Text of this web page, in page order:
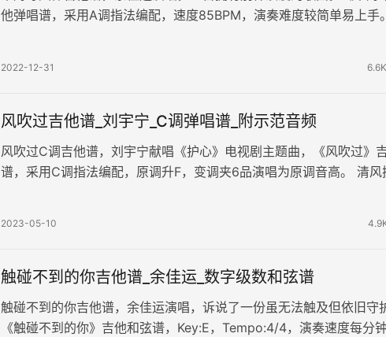
他弹唱谱，采用A调指法编配，速度85BPM，演奏难度较简单易上手
2022-12-31 6.6K
风吹过吉他谱_刘宇宁_C调弹唱谱_附示范音频
风吹过C调吉他谱，刘宇宁献唱《护心》电视剧主题曲，《风吹过》
谱，采用C调指法编配，原调升F，变调夹6品演唱为原调音高。 清风
2023-05-10
触碰不到的你吉他谱_余佳运_数字级数和弦谱
触碰不到的你吉他谱，余佳运演唱，诉说了一份虽无法触及但依旧守
《触碰不到的你》吉他和弦谱，Key:E，Tempo:4/4，演奏速度每分